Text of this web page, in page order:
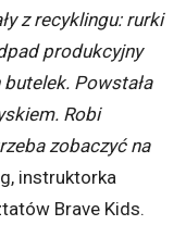
z recyklingu: rurki
produkcyjny
Powstała
Robi
zobaczyć na
instruktorka
Brave Kids.